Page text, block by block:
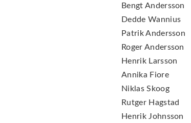
Bengt Andersson
Dedde Wannius
Patrik Andersson
Roger Andersson
Henrik Larsson
Annika Fiore
Niklas Skoog
Rutger Hagstad
Henrik Johnsson